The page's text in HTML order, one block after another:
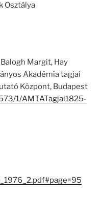
Osztálya
Margit, Hay
Akadémia tagjai
Központ, Budapest
1/AMTATagjai1825-